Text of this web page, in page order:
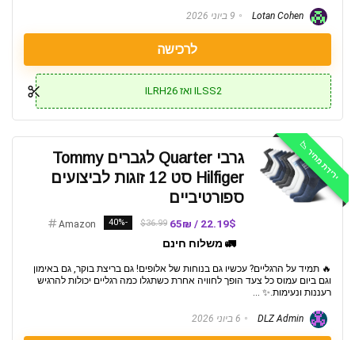
9 ביוני 2026
לרכישה
ILSS2 ואז ILRH26
ירידת מחיר 📉
גרבי Quarter לגברים Tommy
Hilfiger סט 12 זוגות לביצועים
ספורטיביים
22.19$ / 65₪
$36.99
-40%
Amazon
🚛 משלוח חינם
🔥 תמיד על הרגליים? עכשיו גם בנוחות של אלופים! גם בריצת בוקר, גם באימון
וגם ביום עמוס כל צעד הופך לחוויה אחרת כשתגלו כמה רגליים יכולות להרגיש
רעננות ונעימות.✨ ...
6 ביוני 2026